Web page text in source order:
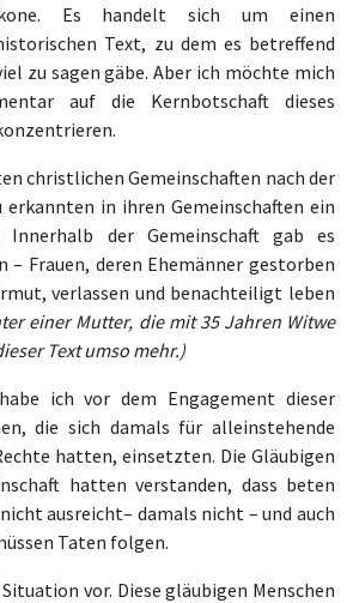
Es handelt sich um einen
Text, zu dem es betreffend
zu sagen gäbe. Aber ich möchte mich
auf die Kernbotschaft dieses
christlichen Gemeinschaften nach der
erkannten in ihren Gemeinschaften ein
Innerhalb der Gemeinschaft gab es
– Frauen, deren Ehemänner gestorben
verlassen und benachteiligt leben
einer Mutter, die mit 35 Jahren Witwe
Text umso mehr.)
ich vor dem Engagement dieser
die sich damals für alleinstehende
hatten, einsetzten. Die Gläubigen
hatten verstanden, dass beten
ausreicht– damals nicht – und auch
Taten folgen.
vor. Diese gläubigen Menschen